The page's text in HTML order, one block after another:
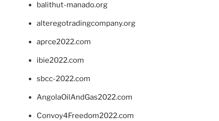
balithut-manado.org
alteregotradingcompany.org
aprce2022.com
ibie2022.com
sbcc-2022.com
AngolaOilAndGas2022.com
Convoy4Freedom2022.com